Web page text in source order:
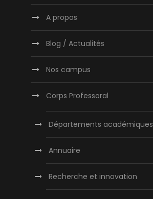
A propos
Blog / Actualités
Nos campus
Corps Professoral
Départements académiques
Annuaire
Recherche et innovation